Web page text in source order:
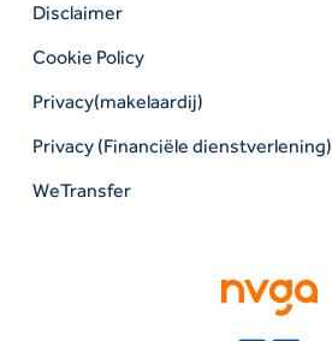
Disclaimer
Cookie Policy
Privacy(makelaardij)
Privacy (Financiële dienstverlening)
WeTransfer